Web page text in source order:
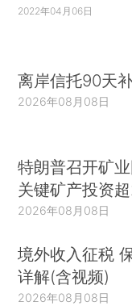
2022年04月06日
离岸信托90天
2026年08月08日
特朗普召开矿
关键矿产投资
2026年08月08日
境外收入征税
详解(含视频)
2026年08月08日